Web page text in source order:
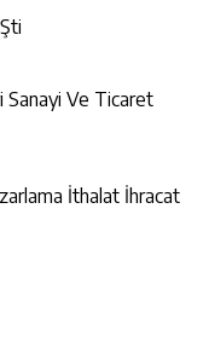
Sanayi Ve Ticaret
İthalat İhracat